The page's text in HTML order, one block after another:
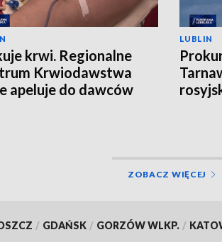
krwi. Regionalne
Krwiodawstwa
apeluje do dawców
LUBLIN
ZOBACZ WIĘCEJ
/ GDAŃSK / GORZÓW WLKP. /